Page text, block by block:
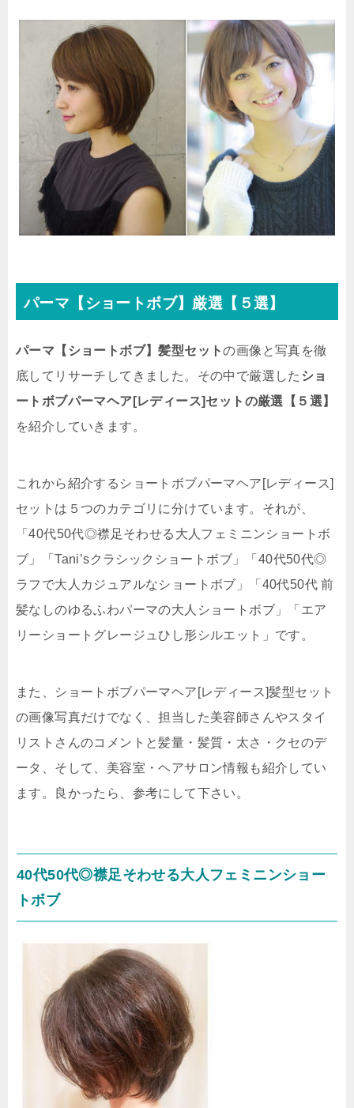
パーマ【ショートボブ】厳選【５選】
パーマ【ショートボブ】髪型セットの画像と写真を徹
底してリサーチしてきました。その中で厳選した ショ
ートボブパーマヘア[レディース]セットの厳選【５選】
を紹介していきます。
これから紹介するショートボブパーマヘア[レディース]
セットは５つのカテゴリに分けています。それが、
「40代50代◎襟足そわせる大人フェミニンショートボ
ブ」「Tani’sクラシックショートボブ」「40代50代◎
ラフで大人カジュアルなショートボブ」「40代50代 前
髪なしのゆるふわパーマの大人ショートボブ」「エア
リーショートグレージュひし形シルエット」です。
また、ショートボブパーマヘア[レディース]髪型セット
の画像写真だけでなく、担当した美容師さんやスタイ
リストさんのコメントと髪量・髪質・太さ・クセのデ
ータ、そして、美容室・ヘアサロン情報も紹介してい
ます。良かったら、参考にして下さい。
40代50代◎襟足そわせる大人フェミニンショー
トボブ